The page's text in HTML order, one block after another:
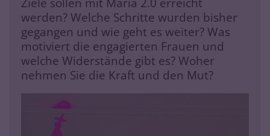
werden? Welche Schritte wurden bisher
gegangen und wie geht es weiter? Was
motiviert die engagierten Frauen und
welche Widerstände gibt es? Woher
nehmen Sie die Kraft und den Mut?